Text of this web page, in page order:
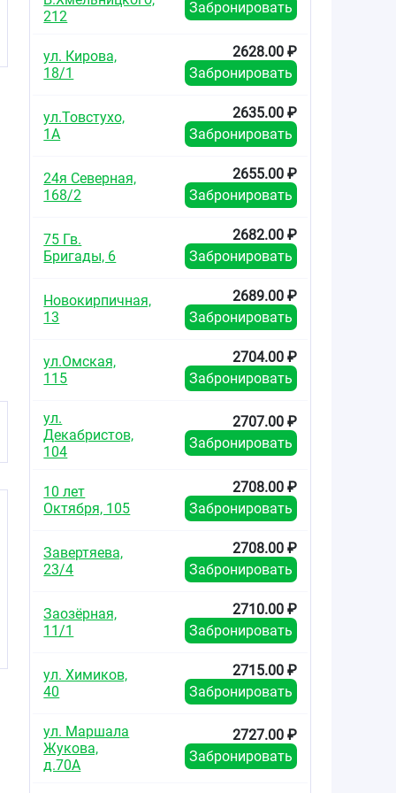
212
Забронировать
ул. Кирова,
18/1
2628.00 ₽
Забронировать
ул.Товстухо,
1А
2635.00 ₽
Забронировать
24я Северная,
168/2
2655.00 ₽
Забронировать
75 Гв.
Бригады, 6
2682.00 ₽
Забронировать
Новокирпичная,
13
2689.00 ₽
Забронировать
ул.Омская,
115
2704.00 ₽
Забронировать
ул.
Декабристов,
104
2707.00 ₽
Забронировать
10 лет
Октября, 105
2708.00 ₽
Забронировать
Завертяева,
23/4
2708.00 ₽
Забронировать
Заозёрная,
11/1
2710.00 ₽
Забронировать
ул. Химиков,
40
2715.00 ₽
Забронировать
ул. Маршала
Жукова,
д.70А
2727.00 ₽
Забронировать